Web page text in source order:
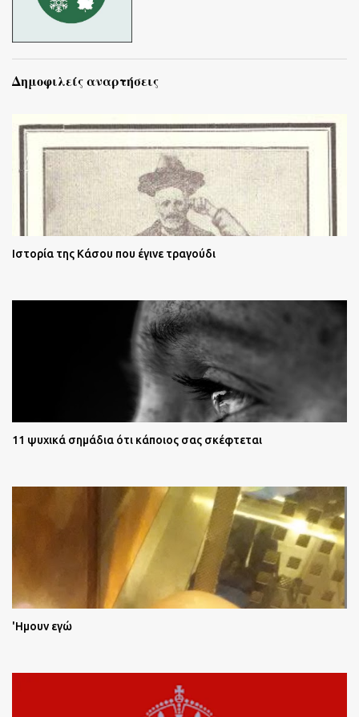
Δημοφιλείς αναρτήσεις
Ιστορία της Κάσου που έγινε τραγούδι
11 ψυχικά σημάδια ότι κάποιος σας σκέφτεται
'Ημουν εγώ